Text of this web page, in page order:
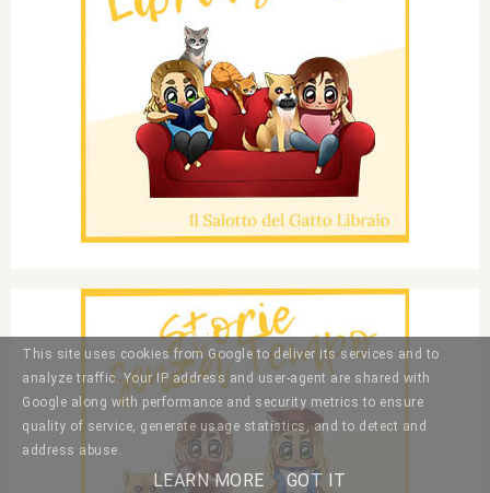
This site uses cookies from Google to deliver its services and to
analyze traffic. Your IP address and user-agent are shared with
Google along with performance and security metrics to ensure
quality of service, generate usage statistics, and to detect and
address abuse.
LEARN MORE GOT IT